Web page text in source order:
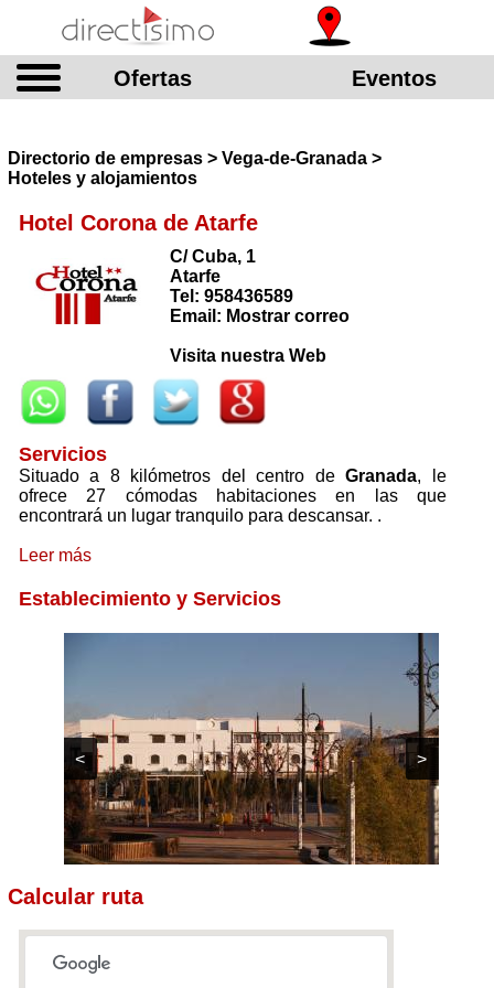
Ofertas Eventos
Directorio de empresas > Vega-de-Granada >
Hoteles y alojamientos
Hotel Corona de Atarfe
C/ Cuba, 1
Atarfe
Tel: 958436589
Email: Mostrar correo
Visita nuestra Web
Servicios
Situado a 8 kilómetros del centro deGranada, le
ofrece 27 cómodas habitaciones en las que
encontrará un lugar tranquilo para descansar. .
Leer más
Establecimiento y Servicios
< >
Calcular ruta